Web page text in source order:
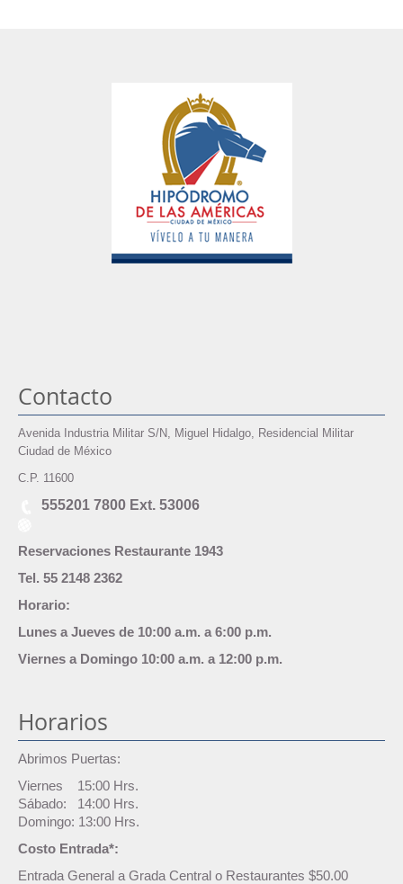
Contacto
Avenida Industria Militar S/N, Miguel Hidalgo, Residencial Militar
Ciudad de México
C.P. 11600
555201 7800 Ext. 53006
Reservaciones Restaurante 1943
Tel. 55 2148 2362
Horario:
Lunes a Jueves de 10:00 a.m. a 6:00 p.m.
Viernes a Domingo 10:00 a.m. a 12:00 p.m.
Horarios
Abrimos Puertas:
Viernes 15:00 Hrs.
Sábado: 14:00 Hrs.
Domingo: 13:00 Hrs.
Costo Entrada*:
Entrada General a Grada Central o Restaurantes $50.00